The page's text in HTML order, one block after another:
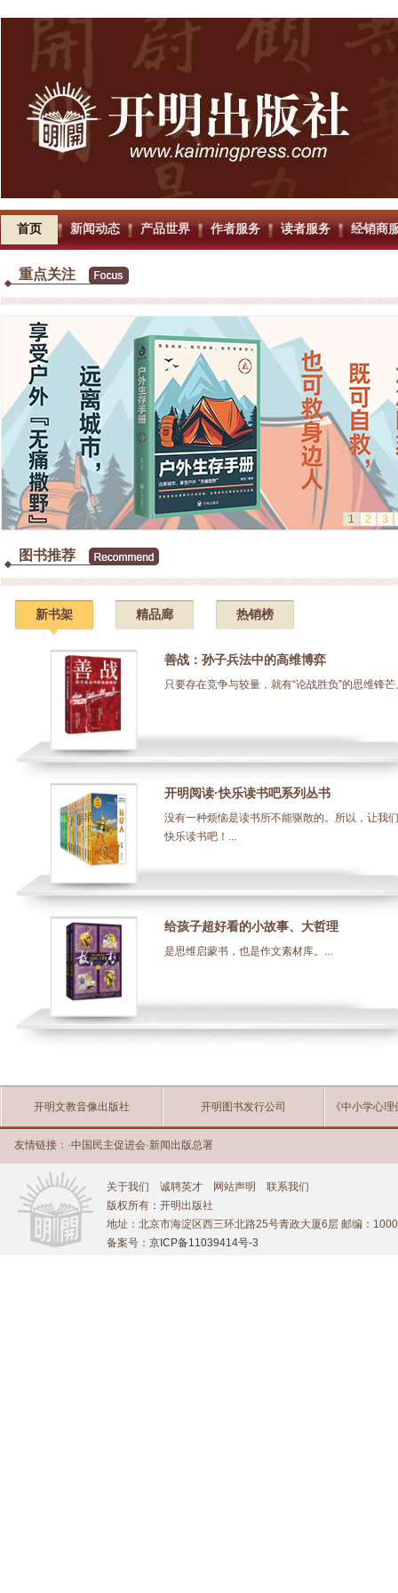
首页 新闻动态 产品世界 作者服务 读者服务 经销商
重点关注
1 2 3
图书推荐
新书架 精品廊 热销榜
善战：孙子兵法中的高维博弈
只要存在竞争与较量，就有“论战胜负”的思维锋芒
开明阅读·快乐读书吧系列丛书
没有一种烦恼是读书所不能驱散的。所以，让
快乐读书吧！...
给孩子超好看的小故事、大哲理
是思维启蒙书，也是作文素材库。...
开明文教音像出版社 开明图书发行公司 《中小学心
友情链接： ·中国民主促进会·新闻出版总署
关于我们 诚聘英才 网站声明
联系我们
版权所有：开明出版社
地址：北京市海淀区西三环北路25号青政大厦6层 邮编：
备案号： 京ICP备11039414号-3